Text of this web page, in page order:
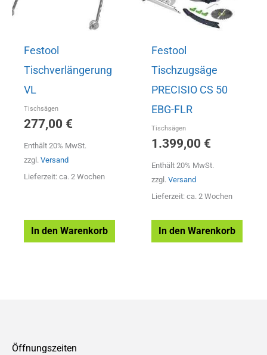
Festool
Tischverlängerung
VL
Tischsägen
277,00 €
Enthält 20% MwSt.
zzgl. Versand
Lieferzeit: ca. 2 Wochen
In den Warenkorb
Festool
Tischzugsäge
PRECISIO CS 50
EBG-FLR
Tischsägen
1.399,00 €
Enthält 20% MwSt.
zzgl. Versand
Lieferzeit: ca. 2 Wochen
In den Warenkorb
Öffnungszeiten